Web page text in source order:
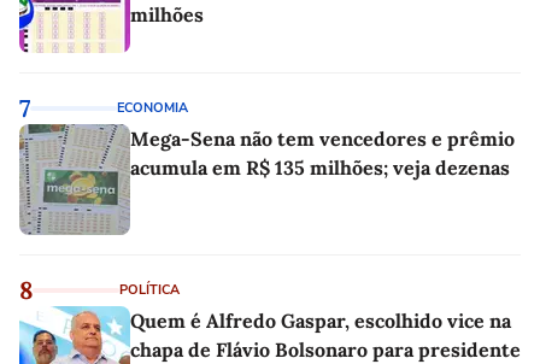
milhões
7 ECONOMIA
Mega-Sena não tem vencedores e prêmio
acumula em R$ 135 milhões; veja dezenas
8 POLÍTICA
Quem é Alfredo Gaspar, escolhido vice na
chapa de Flávio Bolsonaro para presidente